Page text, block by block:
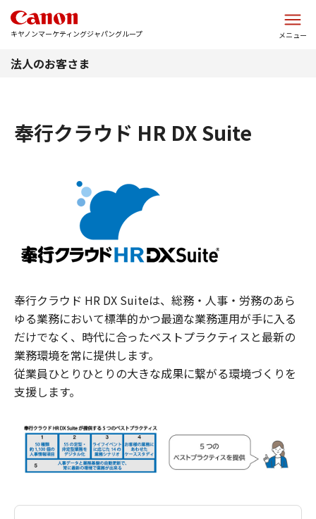
キヤノンマーケティングジャパングループ メニュー
法人のお客さま
奉行クラウド HR DX Suite
奉行クラウド HR DX Suiteは、総務・人事・労務のあら
ゆる業務において標準的かつ最適な業務運用が手に入る
だけでなく、時代に合ったベストプラクティスと最新の
業務環境を常に提供します。
従業員ひとりひとりの大きな成果に繋がる環境づくりを
支援します。